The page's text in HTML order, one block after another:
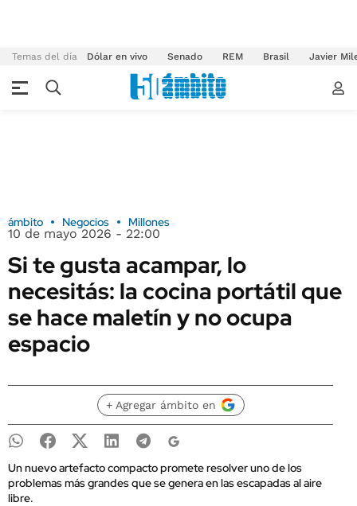
Temas del día Dólar en vivo Senado REM Brasil Javier
ámbito Negocios Millones
10 de mayo 2026 - 22:00
Si te gusta acampar, lo
necesitás: la cocina portátil que
se hace maletín y no ocupa
espacio
+ Agregar ámbito en
Un nuevo artefacto compacto promete resolver uno de los
problemas más grandes que se genera en las escapadas al aire
libre.